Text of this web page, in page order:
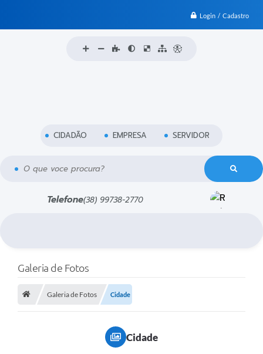
Login / Cadastro
O que voce procura?
CIDADÃO EMPRESA SERVIDOR
Telefone(38) 99738-2770
Galeria de Fotos
Galeria de Fotos Cidade
Cidade